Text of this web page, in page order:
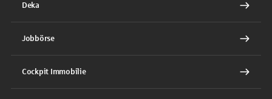
Deka
Jobbörse
Cockpit Immobilie